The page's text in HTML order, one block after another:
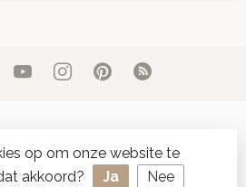
Seylmakerij- Powered by Lightspeed
op om onze website te
akkoord?
Ja Nee